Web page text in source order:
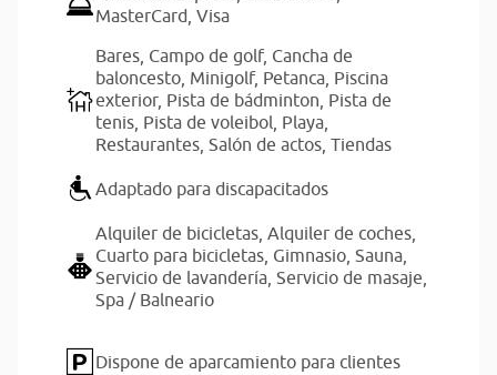
MasterCard, Visa
Bares, Campo de golf, Cancha de
baloncesto, Minigolf, Petanca, Piscina
exterior, Pista de bádminton, Pista de
tenis, Pista de voleibol, Playa,
Restaurantes, Salón de actos, Tiendas
Adaptado para discapacitados
Alquiler de bicicletas, Alquiler de coches,
Cuarto para bicicletas, Gimnasio, Sauna,
Servicio de lavandería, Servicio de masaje,
Spa / Balneario
Dispone de aparcamiento para clientes